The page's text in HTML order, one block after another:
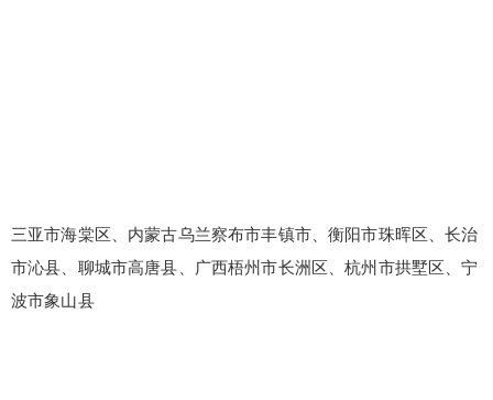
三亚市海棠区、内蒙古乌兰察布市丰镇市、衡阳市珠晖区、长治
市沁县、聊城市高唐县、广西梧州市长洲区、杭州市拱墅区、宁
波市象山县